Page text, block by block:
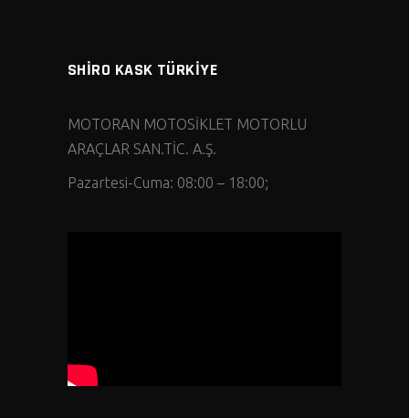
SHİRO KASK TÜRKİYE
MOTORAN MOTOSİKLET MOTORLU
ARAÇLAR SAN.TİC. A.Ş.
Pazartesi-Cuma: 08:00 – 18:00;